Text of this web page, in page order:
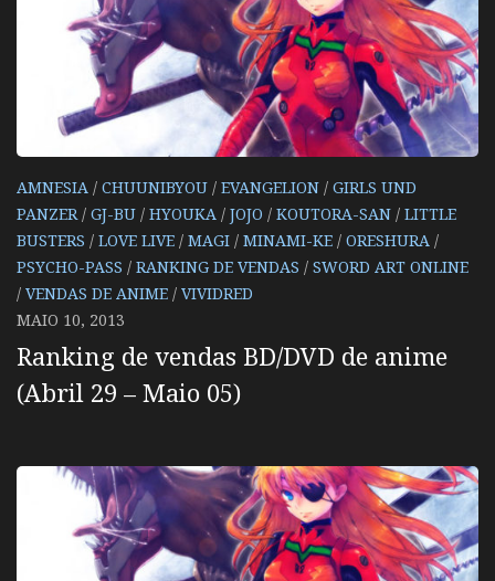
AMNESIA / CHUUNIBYOU / EVANGELION / GIRLS UND
PANZER / GJ-BU / HYOUKA / JOJO / KOUTORA-SAN / LITTLE
BUSTERS / LOVE LIVE / MAGI / MINAMI-KE / ORESHURA /
PSYCHO-PASS / RANKING DE VENDAS / SWORD ART ONLINE
/ VENDAS DE ANIME / VIVIDRED
MAIO 10, 2013
Ranking de vendas BD/DVD de anime
(Abril 29 – Maio 05)